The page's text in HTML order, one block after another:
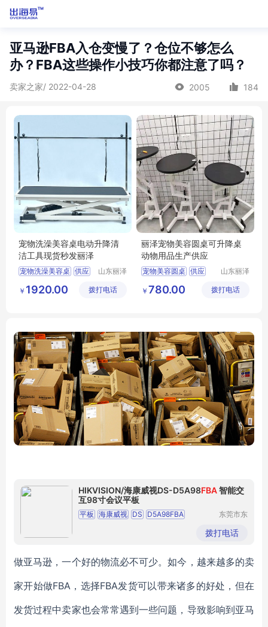
亚马逊FBA入仓变慢了？仓位不够怎么
办？FBA这些操作小技巧你都注意了吗？
卖家之家/ 2022-04-28 2005 184
宠物洗澡美容桌电动升降清
洁工具现货秒发丽泽
宠物洗澡美容桌 供应
狗狗清洁美容工具
山东丽泽
有限公司
￥ 1920.00 拨打电话
丽泽宠物美容圆桌可升降桌
动物用品生产供应
宠物美容圆桌 供应
狗狗清洁美容工具
山东丽泽
有限公司
￥ 780.00 拨打电话
HIKVISION/海康威视DS-D5A98FBA智能交
互98寸会议平板
平板 海康威视 DS
D5A98FBA
东莞市东
子配件店
拨打电话
做亚马逊，一个好的物流必不可少。如今，越来越多的卖
家开始做FBA，选择FBA发货可以带来诸多的好处，但在
发货过程中卖家也会常常遇到一些问题，导致影响到亚马